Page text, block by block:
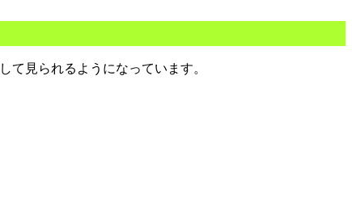
て見られるようになっています。